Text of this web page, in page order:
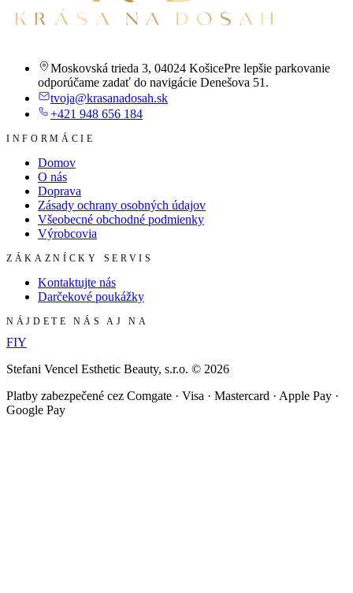
Moskovská trieda 3, 04024 KošicePre lepšie parkovanie
odporúčame zadať do navigácie Denešova 51.
tvoja@krasanadosah.sk
+421 948 656 184
INFORMÁCIE
Domov
O nás
Doprava
Zásady ochrany osobných údajov
Všeobecné obchodné podmienky
Výrobcovia
ZÁKAZNÍCKY SERVIS
Kontaktujte nás
Darčekové poukážky
NÁJDETE NÁS AJ NA
FIY
Stefani Vencel Esthetic Beauty, s.r.o. © 2026
Platby zabezpečené cez Comgate · Visa · Mastercard · Apple Pay ·
Google Pay